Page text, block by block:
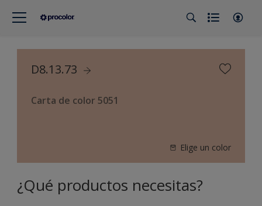
D8.13.73
Carta de color 5051
Elige un color
¿Qué productos necesitas?